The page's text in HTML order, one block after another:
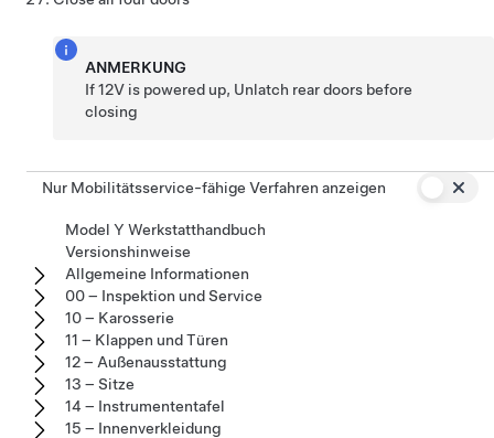
ANMERKUNG
If 12V is powered up, Unlatch rear doors before
closing
Nur Mobilitätsservice-fähige Verfahren anzeigen
Model Y Werkstatthandbuch
Versionshinweise
Allgemeine Informationen
00 – Inspektion und Service
10 – Karosserie
11 – Klappen und Türen
12 – Außenausstattung
13 – Sitze
14 – Instrumententafel
15 – Innenverkleidung